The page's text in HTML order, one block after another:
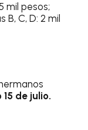
mil pesos;
C, D: 2 mil
de julio.